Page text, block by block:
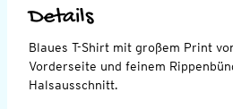
Details
Blaues T-Shirt mit großem Print
Vorderseite und feinem
Halsausschnitt.